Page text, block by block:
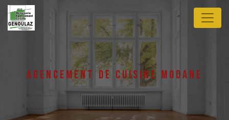
Panneau de gestion des cookies
agencement de cuisine modane